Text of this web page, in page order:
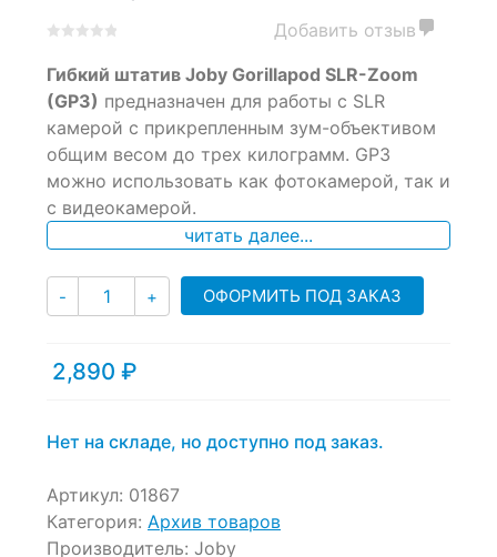
out
of
based
on
customer
ratings
Добавить отзыв
Гибкий штатив Joby Gorillapod SLR-Zoom
(GP3) предназначен для работы с SLR
камерой с прикрепленным зум-объективом
общим весом до трех килограмм. GP3
можно использовать как фотокамерой, так и
с видеокамерой.
читать далее...
- Количество
+ ОФОРМИТЬ ПОД ЗАКАЗ
2,890 ₽
Нет на складе, но доступно под заказ.
Артикул: 01867
Категория: Архив товаров
Производитель: Joby